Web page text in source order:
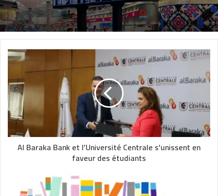
Al Baraka Bank et l’Université Centrale s'unissent en
faveur des étudiants